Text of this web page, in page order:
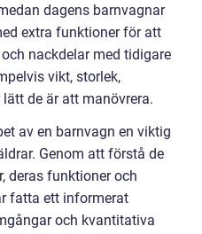
dagens barnvagnar
extra funktioner för att
nackdelar med tidigare
vikt, storlek,
de är att manövrera.
av en barnvagn en viktig
Genom att förstå de
deras funktioner och
fatta ett informerat
och kvantitativa